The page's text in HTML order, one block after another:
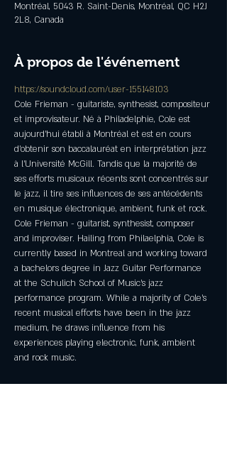
Montréal, 5043 R. Saint-Denis, Montréal, QC H2J
2L8, Canada
À propos de l'événement
https://soundcloud.com/user-155148103
Cole Frieman - guitariste, synthesist, compositeur
et improvisateur. Né à Philadelphie, Cole est
aujourd’hui établi à Montréal et est en cours
d’obtenir son baccalauréat en interprétation jazz
à l’Université McGill. Tandis que la majorité de
ses efforts musicaux récents sont concentrés sur
le jazz, il tire ses influences de ses antécédents
en musique électronique, ambient, funk et rock.
Cole Frieman - guitarist, synthesist, composer
and improviser. Hailing from Philaelphia, Cole is
currently based in Montreal and working toward
a bachelors degree in Jazz Guitar Performance
at the Schulich School of Music’s jazz
performance program. While a majority of Cole’s
recent musical efforts have been in the jazz
medium, he draws influence from his
experiences playing electronic, funk, ambient
and rock music.